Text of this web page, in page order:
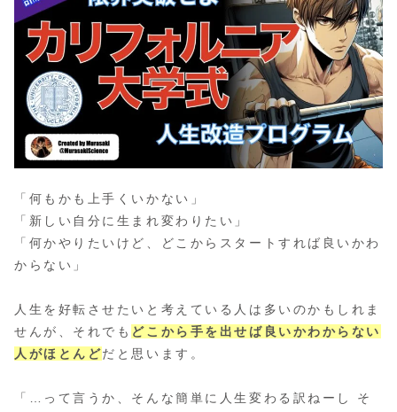
「何もかも上手くいかない」
「新しい自分に生まれ変わりたい」
「何かやりたいけど、どこからスタートすれば良いかわ
からない」
人生を好転させたいと考えている人は多いのかもしれま
せんが、それでも どこから手を出せば良いかわからない
人がほとんどだと思います。
「…って言うか、そんな簡単に人生変わる訳ねーし そ